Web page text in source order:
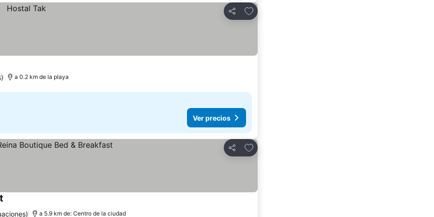
Compartir
Agregar a favoritos
a 0.2 km de la playa
Ver precios
Compartir
Agregar a favoritos
a 5.9 km de: Centro de la ciudad